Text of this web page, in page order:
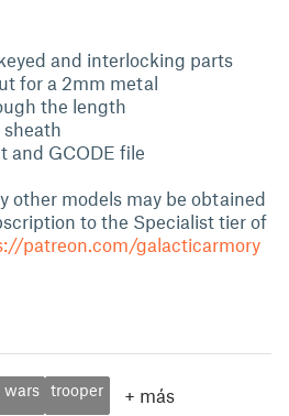
and interlocking parts
for a 2mm metal
the length
and GCODE file
other models may be obtained
to the Specialist tier of
patreon.com/galacticarmory
wars trooper + más